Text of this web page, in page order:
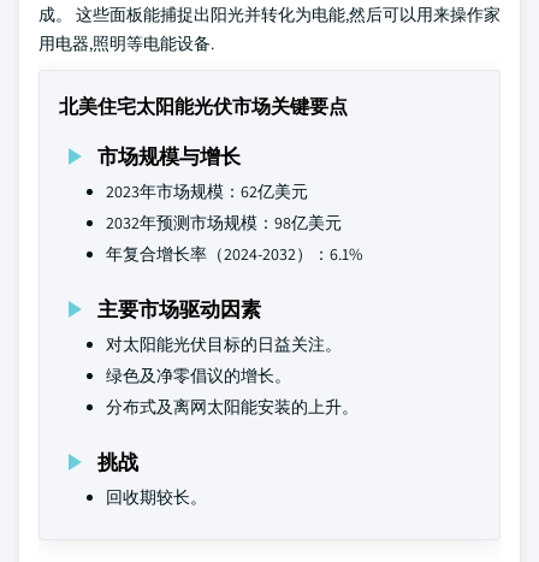
成。 这些面板能捕捉出阳光并转化为电能,然后可以用来操作家
用电器,照明等电能设备.
北美住宅太阳能光伏市场关键要点
市场规模与增长
2023年市场规模：62亿美元
2032年预测市场规模：98亿美元
年复合增长率（2024-2032）：6.1%
主要市场驱动因素
对太阳能光伏目标的日益关注。
绿色及净零倡议的增长。
分布式及离网太阳能安装的上升。
挑战
回收期较长。